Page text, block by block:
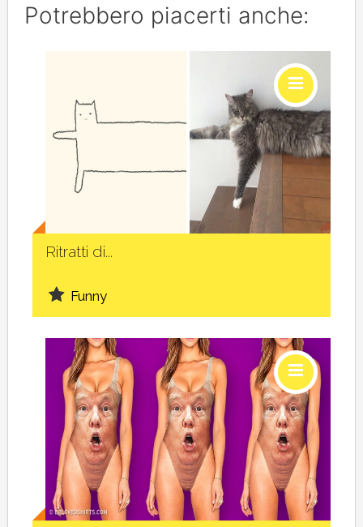
Potrebbero piacerti anche:
Ritratti di...
Funny
Social